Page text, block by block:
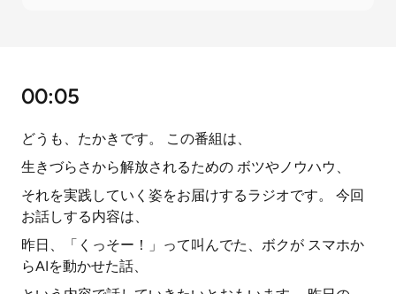
00:05
どうも、たかきです。 この番組は、
生きづらさから解放されるための ボツやノウハウ、
それを実践していく姿をお届けするラジオです。 今回
お話しする内容は、
昨日、「くっそー！」って叫んでた、ボクが スマホか
らAIを動かせた話、